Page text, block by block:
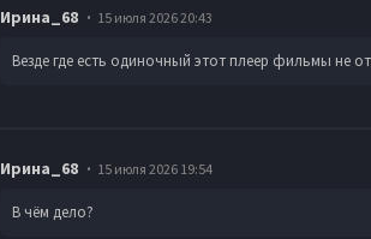
Ирина_68 15 июля 2026 20:43
Везде где есть одиночный этот плеер фильмы не
Ирина_68 15 июля 2026 19:54
В чём дело?